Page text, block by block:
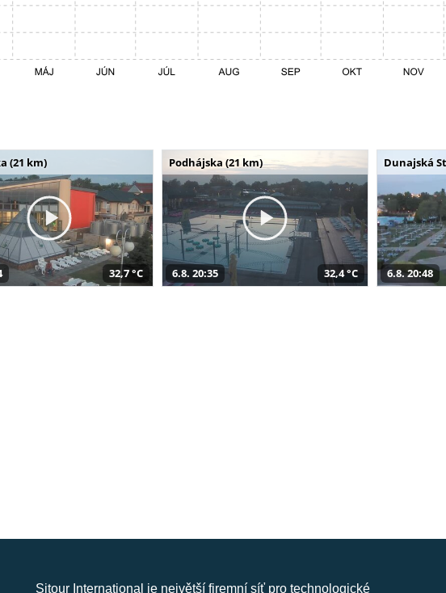
(21 km)
32,7 °C
Podhájska (21 km)
6.8. 20:35 32,4 °C
Dunajská
6.8. 20:48
Sitour International je největší firemní síť pro technologické